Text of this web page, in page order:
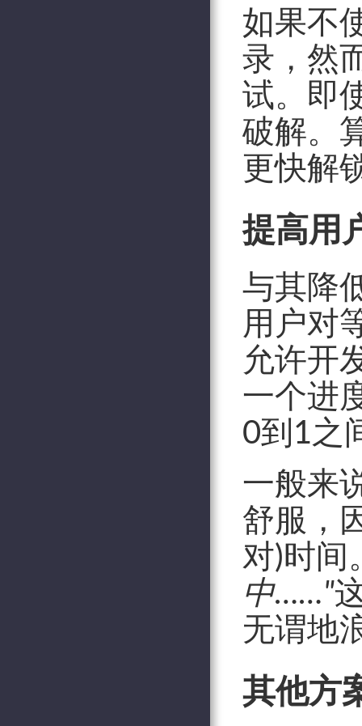
如果不
录，然
试。即
破解。
更快解
提高用
与其降
用户对
允许开
一个进
0到1之
一般来
舒服，
对)时间
中……"
无谓地
其他方